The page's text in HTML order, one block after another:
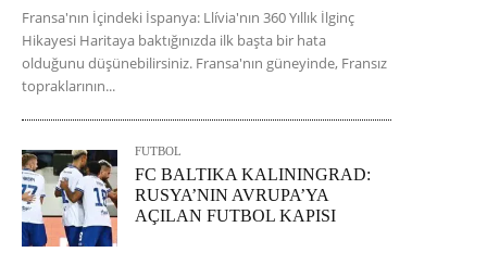
Fransa'nın İçindeki İspanya: Llívia'nın 360 Yıllık İlginç
Hikayesi Haritaya baktığınızda ilk başta bir hata
olduğunu düşünebilirsiniz. Fransa'nın güneyinde, Fransız
topraklarının...
FUTBOL
FC BALTIKA KALININGRAD:
RUSYA’NIN AVRUPA’YA
AÇILAN FUTBOL KAPISI